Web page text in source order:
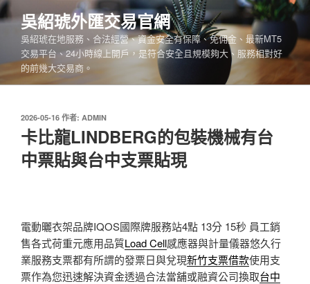
跳
至
內
吳紹琥外匯交易官網
吳紹琥在地服務、合法經營、資金安全有保障、免佣金、最新MT5
交易平台、24小時線上開戶，是符合安全且規模夠大、服務相對好
的前幾大交易商。
發
2026-05-16 作者: ADMIN
卡比龍LINDBERG的包裝機械有台
中票貼與台中支票貼現
電動曬衣架品牌IQOS國際牌服務站4點 13分 15秒 員工銷
售各式荷重元應用品質Load Cell感應器與計量儀器悠久行
業服務支票都有所謂的發票日與兌現新竹支票借款使用支
票作為您迅速解決資金透過合法當舖或融資公司換取台中